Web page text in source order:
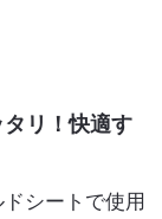
リ！快適す
シートで使用